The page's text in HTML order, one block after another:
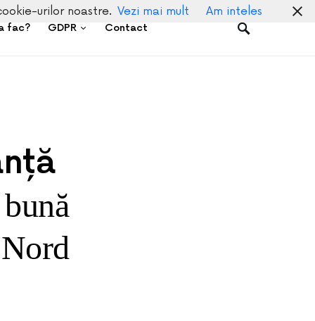
fac? GDPR Contact
urilor noastre. Vezi mai mult Am inteles